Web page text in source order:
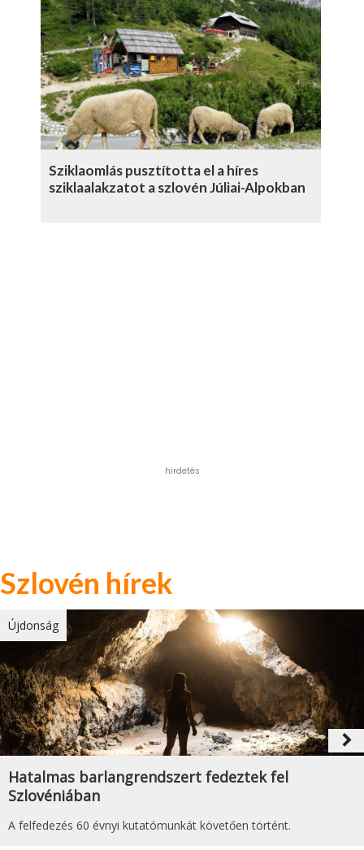
Sziklaomlás pusztította el a híres
sziklaalakzatot a szlovén Júliai-Alpokban
hirdetés
Szlovén hírek
Újdonság
navigate_next
Hatalmas barlangrendszert fedeztek fel
Szlovéniában
A felfedezés 60 évnyi kutatómunkát követően történt.